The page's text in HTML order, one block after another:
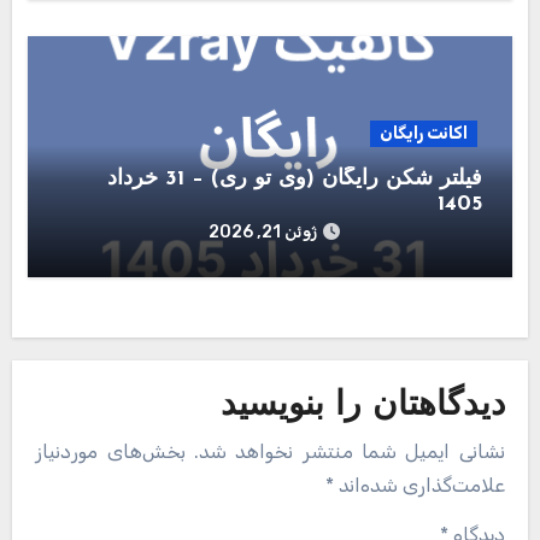
اکانت رایگان
فیلتر شکن رایگان (وی تو ری) – 31 خرداد
1405
ژوئن 21, 2026
دیدگاهتان را بنویسید
نشانی ایمیل شما منتشر نخواهد شد. بخش‌های موردنیاز
علامت‌گذاری شده‌اند *
دیدگاه *